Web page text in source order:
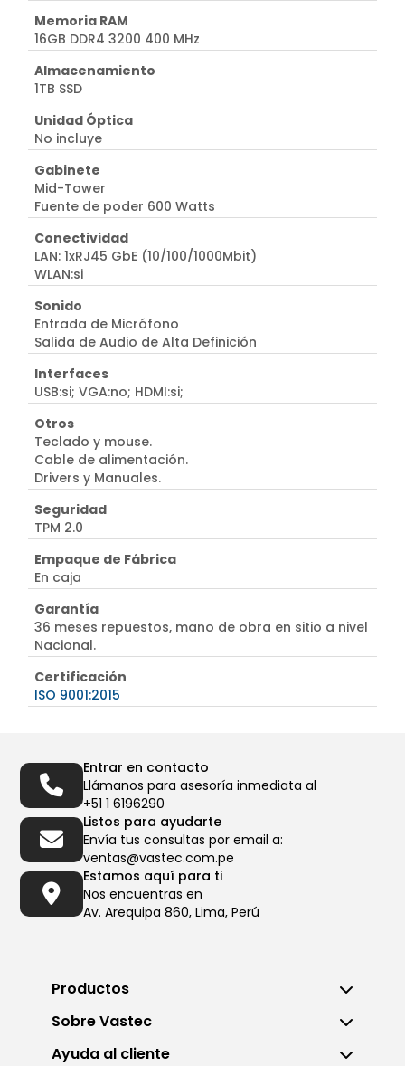
Memoria RAM
16GB DDR4 3200 400 MHz
Almacenamiento
1TB SSD
Unidad Óptica
No incluye
Gabinete
Mid-Tower
Fuente de poder 600 Watts
Conectividad
LAN: 1xRJ45 GbE (10/100/1000Mbit)
WLAN:si
Sonido
Entrada de Micrófono
Salida de Audio de Alta Definición
Interfaces
USB:si; VGA:no; HDMI:si;
Otros
Teclado y mouse.
Cable de alimentación.
Drivers y Manuales.
Seguridad
TPM 2.0
Empaque de Fábrica
En caja
Garantía
36 meses repuestos, mano de obra en sitio a nivel
Nacional.
Certificación
ISO 9001:2015
Entrar en contacto
Llámanos para asesoría inmediata al
+51 1 6196290
Listos para ayudarte
Envía tus consultas por email a:
ventas@vastec.com.pe
Estamos aquí para ti
Nos encuentras en
Av. Arequipa 860, Lima, Perú
Productos
Sobre Vastec
Ayuda al cliente